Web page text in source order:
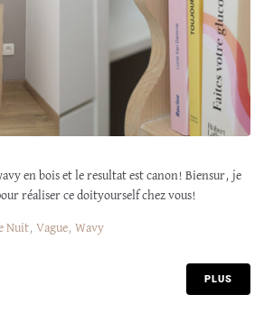
en bois et le resultat est canon! Biensur, je
réaliser ce doityourself chez vous!
Nuit, Vague, Wavy
PLUS